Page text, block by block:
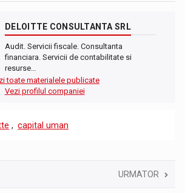
DELOITTE CONSULTANTA SRL
Audit. Servicii fiscale. Consultanta
financiara. Servicii de contabilitate si
resurse…
toate materialele publicate
Vezi profilul companiei
, capital uman
URMATOR